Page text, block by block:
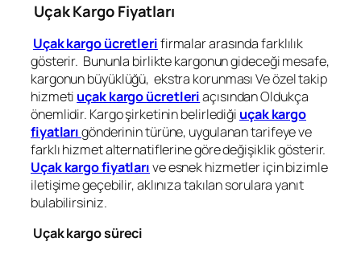
Uçak Kargo Fiyatları
Uçak kargo ücretlerifirmalar arasında farklılık
gösterir. Bununla birlikte kargonun gideceği mesafe,
kargonun büyüklüğü, ekstra korunması Ve özel takip
hizmeti uçak kargo ücretleriaçısından Oldukça
önemlidir. Kargo şirketinin belirlediği uçak kargo
fiyatlarıgönderinin türüne, uygulanan tarifeye ve
farklı hizmet alternatiflerine göre değişiklik gösterir.
Uçak kargo fiyatlarıve esnek hizmetler için bizimle
iletişime geçebilir, aklınıza takılan sorulara yanıt
bulabilirsiniz.
Uçak kargo süreci